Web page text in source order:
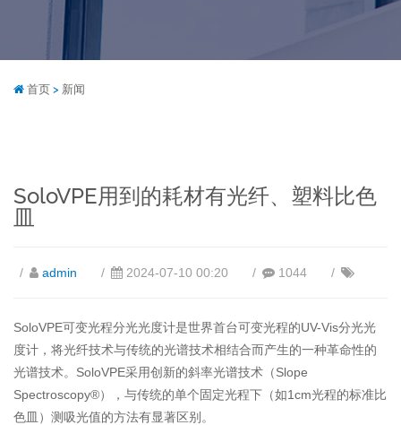
首页 > 新闻
SoloVPE用到的耗材有光纤、塑料比色
皿
admin 2024-07-10 00:20 1044
SoloVPE可变光程分光光度计是世界首台可变光程的UV-Vis分光光
度计，将光纤技术与传统的光谱技术相结合而产生的一种革命性的
光谱技术。SoloVPE采用创新的斜率光谱技术（Slope
Spectroscopy®），与传统的单个固定光程下（如1cm光程的标准比
色皿）测吸光值的方法有显著区别。